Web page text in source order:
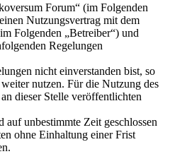
Forum“ (im Folgenden
Nutzungsvertrag mit dem
Folgenden „Betreiber“) und
Regelungen
nicht einverstanden bist, so
nutzen. Für die Nutzung des
dieser Stelle veröffentlichten
unbestimmte Zeit geschlossen
ohne Einhaltung einer Frist